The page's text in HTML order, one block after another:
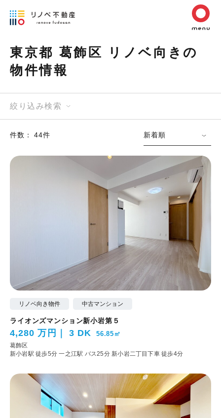
東京都 葛飾区 リノベ向きの
物件情報
絞り込み検索
件数： 44件 新着順
リノベ向き物件 中古マンション
ライオンズマンション新小岩第５
4,280 万円 3 DK 56.85㎡
葛飾区
新小岩駅 徒歩5分一之江駅 バス25分 新小岩二丁目下車 徒歩4分